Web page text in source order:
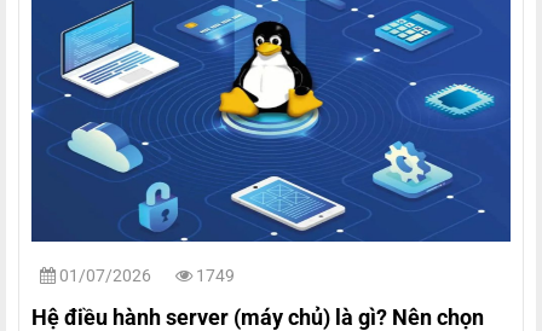
01/07/2026 1749
Hệ điều hành server (máy chủ) là gì? Nên chọn